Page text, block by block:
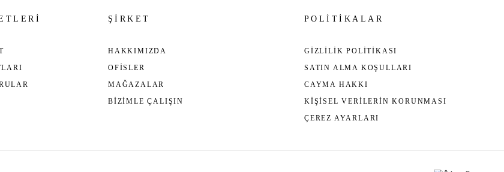
ŞİRKET
HAKKIMIZDA
OFİSLER
MAĞAZALAR
BİZİMLE ÇALIŞIN
POLİTİKALAR
GİZLİLİK POLİTİKASI
SATIN ALMA KOŞULLARI
CAYMA HAKKI
KİŞİSEL VERİLERİN KORUNMASI
ÇEREZ AYARLARI